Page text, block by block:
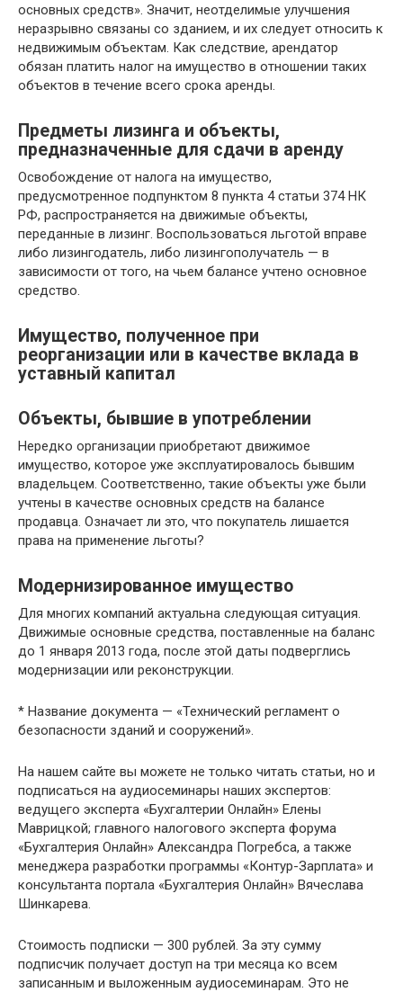
основных средств». Значит, неотделимые улучшения
неразрывно связаны со зданием, и их следует относить к
недвижимым объектам. Как следствие, арендатор
обязан платить налог на имущество в отношении таких
объектов в течение всего срока аренды.
Предметы лизинга и объекты,
предназначенные для сдачи в аренду
Освобождение от налога на имущество,
предусмотренное подпунктом 8 пункта 4 статьи 374 НК
РФ, распространяется на движимые объекты,
переданные в лизинг. Воспользоваться льготой вправе
либо лизингодатель, либо лизингополучатель — в
зависимости от того, на чьем балансе учтено основное
средство.
Имущество, полученное при
реорганизации или в качестве вклада в
уставный капитал
Объекты, бывшие в употреблении
Нередко организации приобретают движимое
имущество, которое уже эксплуатировалось бывшим
владельцем. Соответственно, такие объекты уже были
учтены в качестве основных средств на балансе
продавца. Означает ли это, что покупатель лишается
права на применение льготы?
Модернизированное имущество
Для многих компаний актуальна следующая ситуация.
Движимые основные средства, поставленные на баланс
до 1 января 2013 года, после этой даты подверглись
модернизации или реконструкции.
* Название документа — «Технический регламент о
безопасности зданий и сооружений».
На нашем сайте вы можете не только читать статьи, но и
подписаться на аудиосеминары наших экспертов:
ведущего эксперта «Бухгалтерии Онлайн» Елены
Маврицкой; главного налогового эксперта форума
«Бухгалтерия Онлайн» Александра Погребса, а также
менеджера разработки программы «Контур-Зарплата» и
консультанта портала «Бухгалтерия Онлайн» Вячеслава
Шинкарева.
Стоимость подписки — 300 рублей. За эту сумму
подписчик получает доступ на три месяца ко всем
записанным и выложенным аудиосеминарам. Это не